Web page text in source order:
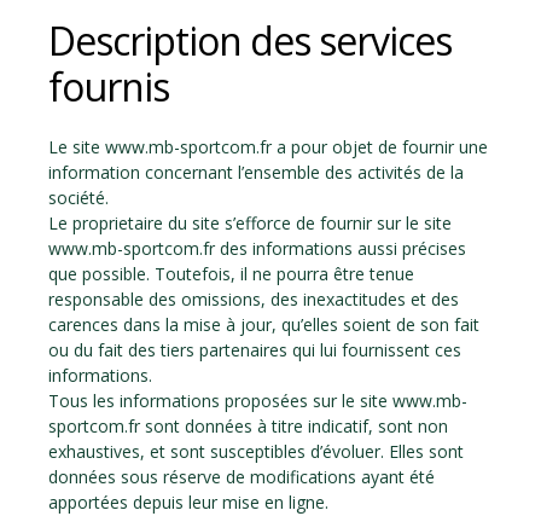
Description des services
fournis
Le site www.mb-sportcom.fr a pour objet de fournir une
information concernant l’ensemble des activités de la
société.
Le proprietaire du site s’efforce de fournir sur le site
www.mb-sportcom.fr des informations aussi précises
que possible. Toutefois, il ne pourra être tenue
responsable des omissions, des inexactitudes et des
carences dans la mise à jour, qu’elles soient de son fait
ou du fait des tiers partenaires qui lui fournissent ces
informations.
Tous les informations proposées sur le site www.mb-
sportcom.fr sont données à titre indicatif, sont non
exhaustives, et sont susceptibles d’évoluer. Elles sont
données sous réserve de modifications ayant été
apportées depuis leur mise en ligne.